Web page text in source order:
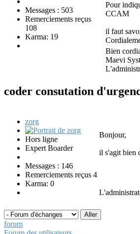
Messages : 503
Remerciements reçus
108
Karma: 19
Pour
CCAM
il faut
Bien
Maevi
coder consutation
zorg
Hors ligne
Expert Boarder
Messages : 146
Remerciements reçus 4
Karma: 0
Bonjour,
il s'agit bien
forum